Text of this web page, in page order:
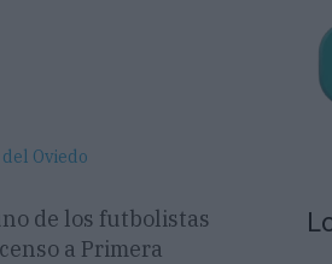
Oviedo
de los futbolistas
a Primera